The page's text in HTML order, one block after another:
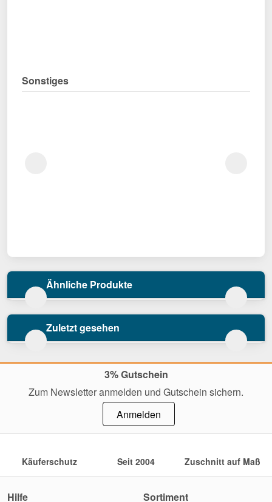
Sonstiges
Ähnliche Produkte
Zuletzt gesehen
3% Gutschein
Zum Newsletter anmelden und Gutschein sichern.
Anmelden
Käuferschutz Seit 2004 Zuschnitt auf Maß
Hilfe
Sortiment